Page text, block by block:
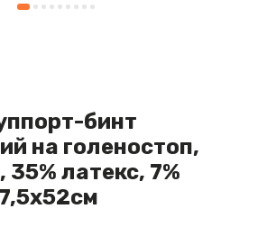
бинт
на голеностоп,
латекс, 7%